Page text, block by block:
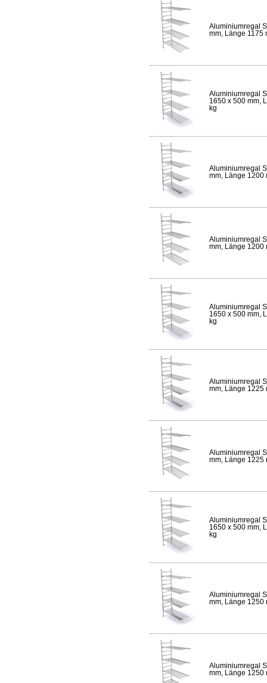
Aluminiumregal
mm, Länge 1175
Aluminiumregal
1650 x 500 mm,
kg
Aluminiumregal
mm, Länge 1200
Aluminiumregal
mm, Länge 1200
Aluminiumregal
1650 x 500 mm,
kg
Aluminiumregal
mm, Länge 1225
Aluminiumregal
mm, Länge 1225
Aluminiumregal
1650 x 500 mm,
kg
Aluminiumregal
mm, Länge 1250
Aluminiumregal
mm, Länge 1250